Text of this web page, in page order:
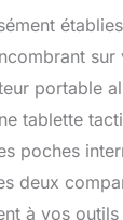
portable
tablette
poches
deux
à vos